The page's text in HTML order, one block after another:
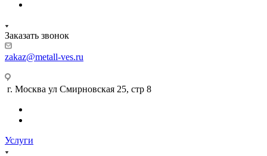
Заказать звонок
zakaz@metall-ves.ru
г. Москва ул Смирновская 25, стр 8
Услуги